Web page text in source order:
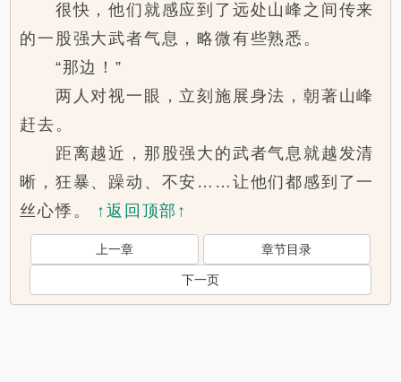
很快，他们就感应到了远处山峰之间传来
的一股强大武者气息，略微有些熟悉。
“那边！”
两人对视一眼，立刻施展身法，朝著山峰
赶去。
距离越近，那股强大的武者气息就越发清
晰，狂暴、躁动、不安……让他们都感到了一
丝心悸。 ↑返回顶部↑
上一章 章节目录
下一页